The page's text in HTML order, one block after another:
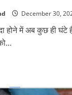
December 30,
होने में अब कुछ ही